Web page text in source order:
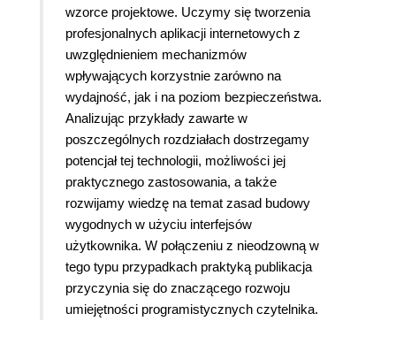
wzorce projektowe. Uczymy się tworzenia
profesjonalnych aplikacji internetowych z
uwzględnieniem mechanizmów
wpływających korzystnie zarówno na
wydajność, jak i na poziom bezpieczeństwa.
Analizując przykłady zawarte w
poszczególnych rozdziałach dostrzegamy
potencjał tej technologii, możliwości jej
praktycznego zastosowania, a także
rozwijamy wiedzę na temat zasad budowy
wygodnych w użyciu interfejsów
użytkownika. W połączeniu z nieodzowną w
tego typu przypadkach praktyką publikacja
przyczynia się do znaczącego rozwoju
umiejętności programistycznych czytelnika.